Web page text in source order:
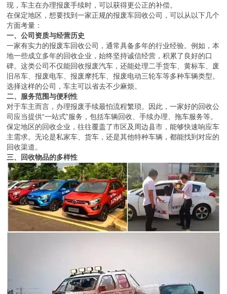
现，车主在办理报废手续时，可以获得更公正的补偿。
在保定地区，想要找到一家正规的报废车回收公司，可以从以下几个
方面考量：
一、公司资质与经营历史
一家有实力的报废车回收公司，通常具备多年的行业经验。例如，本
地一些成立多年的回收企业，始终坚持诚信经营，积累了良好的口
碑。这类公司不仅能回收报废汽车，还能处理二手货车、黄标车、废
旧吊车、报废电车、报废摩托车、报废电动三轮车等多种车辆类型。
选择这样的公司，车主可以省去不少麻烦。
二、服务范围与便利性
对于车主而言，办理报废手续最怕流程繁琐。因此，一家好的回收公
司应当提供“一站式”服务，包括车辆回收、手续办理、拖车服务等。
保定地区的回收企业，往往覆盖了市区及周边县市，能够快速响应车
主需求。无论是私家车、货车，还是其他特种车辆，都能找到对应的
回收渠道。
三、回收物品的多样性